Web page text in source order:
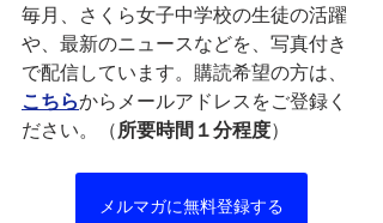
毎月、さくら女子中学校の生徒の活躍
や、最新のニュースなどを、写真付き
で配信しています。購読希望の方は、
こちらからメールアドレスをご登録く
ださい。（所要時間１分程度）
メルマガに無料登録する